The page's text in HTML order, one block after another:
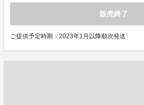
販売終了
ご提供予定時期：2023年1月以降順次発送